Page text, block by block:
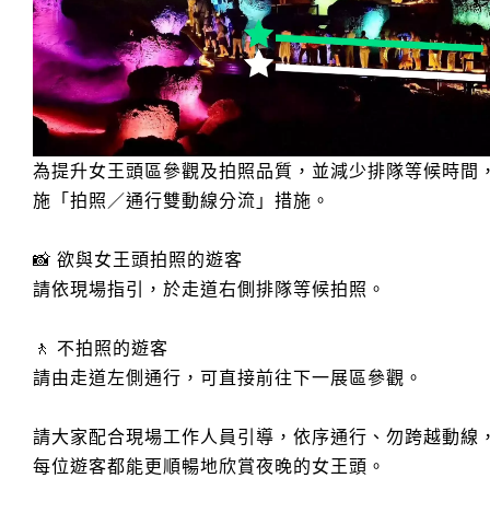
為提升女王頭區參觀及拍照品質，並減少排隊等候時間
施「拍照／通行雙動線分流」措施。
📸 欲與女王頭拍照的遊客
請依現場指引，於走道右側排隊等候拍照。
🚶 不拍照的遊客
請由走道左側通行，可直接前往下一展區參觀。
請大家配合現場工作人員引導，依序通行、勿跨越動線
每位遊客都能更順暢地欣賞夜晚的女王頭。